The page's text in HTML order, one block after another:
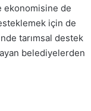
ekonomisine de
için de
tarımsal destek
belediyelerden